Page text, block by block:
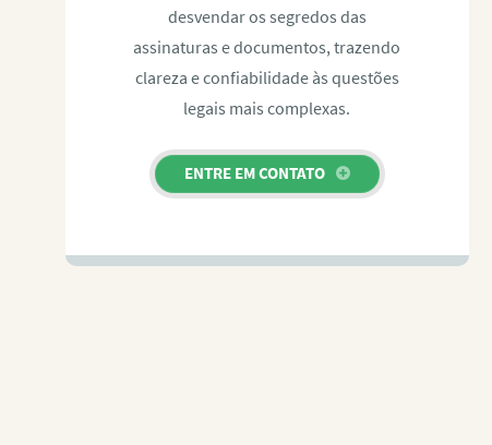
desvendar os segredos das
assinaturas e documentos, trazendo
clareza e confiabilidade às questões
legais mais complexas.
ENTRE EM CONTATO